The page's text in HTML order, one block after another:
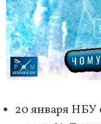
20 января НБУ